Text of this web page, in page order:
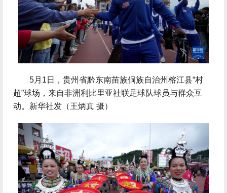
5月1日，贵州省黔东南苗族侗族自治州榕江县“村
超”球场，来自非洲利比里亚社联足球队球员与群众互
动。新华社发（王炳真 摄）